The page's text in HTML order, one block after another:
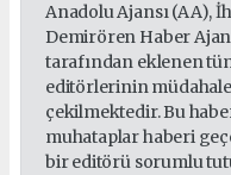
Anadolu Ajansı (AA),
Demirören Haber
tarafından eklenen
editörlerinin
çekilmektedir. Bu
muhataplar haberi
bir editörü sorumlu